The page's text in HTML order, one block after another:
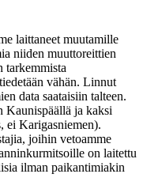
laittaneet muutamille
niiden muuttoreittien
tarkemmista
vähän. Linnut
data saataisiin talteen.
Kaunispäällä ja kaksi
Karigasniemen).
joihin vetoamme
on laitettu
ilman paikantimiakin